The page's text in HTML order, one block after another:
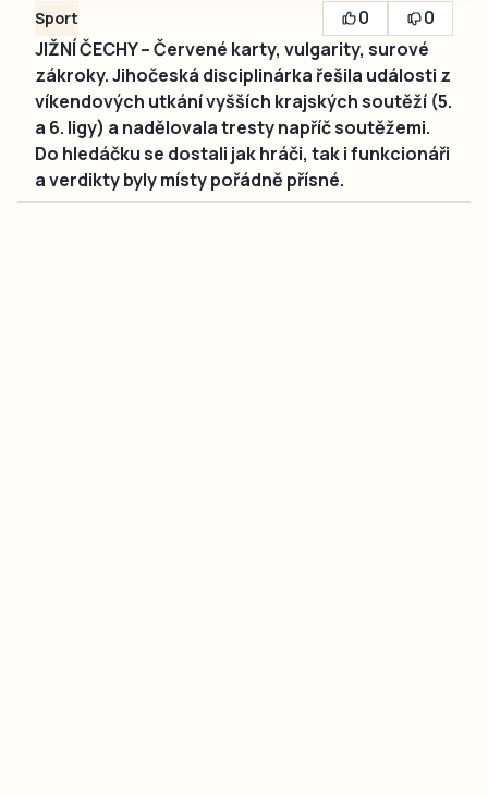
Sport 0
0
JIŽNÍ ČECHY – Červené karty, vulgarity, surové
zákroky. Jihočeská disciplinárka řešila události z
víkendových utkání vyšších krajských soutěží (5.
a 6. ligy) a nadělovala tresty napříč soutěžemi.
Do hledáčku se dostali jak hráči, tak i funkcionáři
a verdikty byly místy pořádně přísné.